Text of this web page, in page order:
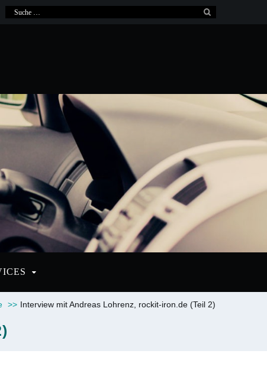
Suche
>> Interview mit Andreas Lohrenz, rockit-iron.de (Teil 2)